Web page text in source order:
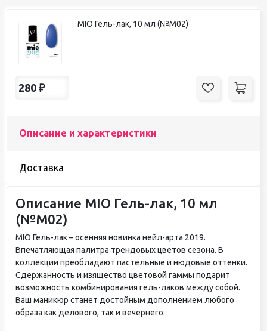
MIO Гель-лак, 10 мл (№М02)
280 ₽
Описание и характеристики
Доставка
Описание MIO Гель-лак, 10 мл
(№М02)
MIO Гель-лак – осенняя новинка нейл-арта 2019.
Впечатляющая палитра трендовых цветов сезона. В
коллекции преобладают пастельные и нюдовые оттенки.
Сдержанность и изящество цветовой гаммы подарит
возможность комбинирования гель-лаков между собой.
Ваш маникюр станет достойным дополнением любого
образа как делового, так и вечернего.